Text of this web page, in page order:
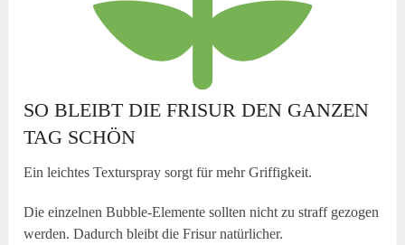
SO BLEIBT DIE FRISUR DEN GANZEN
TAG SCHÖN
Ein leichtes Texturspray sorgt für mehr Griffigkeit.
Die einzelnen Bubble-Elemente sollten nicht zu straff gezogen
werden. Dadurch bleibt die Frisur natürlicher.